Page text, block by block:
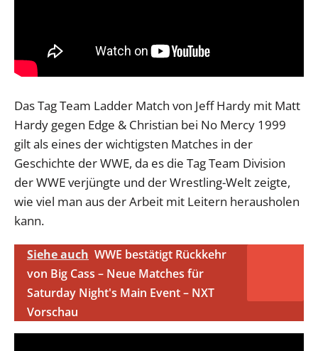
Das Tag Team Ladder Match von Jeff Hardy mit Matt
Hardy gegen Edge & Christian bei No Mercy 1999
gilt als eines der wichtigsten Matches in der
Geschichte der WWE, da es die Tag Team Division
der WWE verjüngte und der Wrestling-Welt zeigte,
wie viel man aus der Arbeit mit Leitern herausholen
kann.
Siehe auch WWE bestätigt Rückkehr
von Big Cass – Neue Matches für
Saturday Night's Main Event – NXT
Vorschau